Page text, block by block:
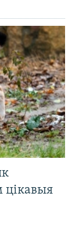
цікавыя